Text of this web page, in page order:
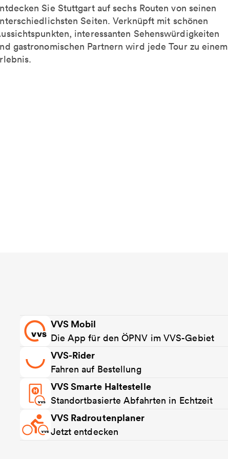
Sie Stuttgart auf sechs Routen von seinen
Seiten. Verknüpft mit schönen
interessanten Sehenswürdigkeiten
gastronomischen Partnern wird jede Tour zu einem
VVS Mobil
Die App für den ÖPNV im VVS-Gebiet
VVS-Rider
Fahren auf Bestellung
VVS Smarte Haltestelle
Standortbasierte Abfahrten in Echtzeit
VVS Radroutenplaner
Jetzt entdecken